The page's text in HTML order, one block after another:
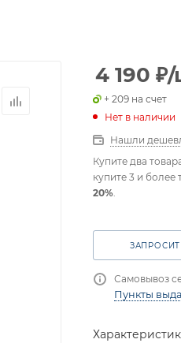
4 190 ₽/
+ 209 на счет
Нет в наличии
Нашли
Купите два
купите 3 и более
20%
Самовывоз
Пункты